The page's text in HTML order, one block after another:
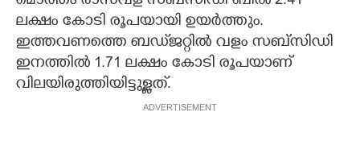
ലക്ഷം കോടി രൂപയായി ഉയർത്തും.
ഇത്തവണത്തെ ബഡ്‌ജറ്റിൽ വളം സബ്സിഡി
ഇനത്തിൽ 1.71 ലക്ഷം കോടി രൂപയാണ്
വിലയിരുത്തിയിട്ടുള്ളത്.
ADVERTISEMENT